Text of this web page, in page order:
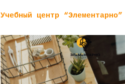
Учебный центр “Элементарно”